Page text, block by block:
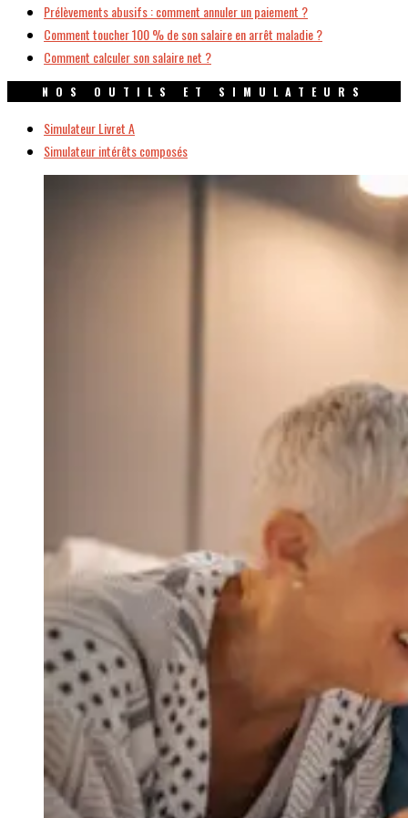
Prélèvements abusifs : comment annuler un paiement ?
Comment toucher 100 % de son salaire en arrêt maladie ?
Comment calculer son salaire net ?
NOS OUTILS ET SIMULATEURS
Simulateur Livret A
Simulateur intérêts composés